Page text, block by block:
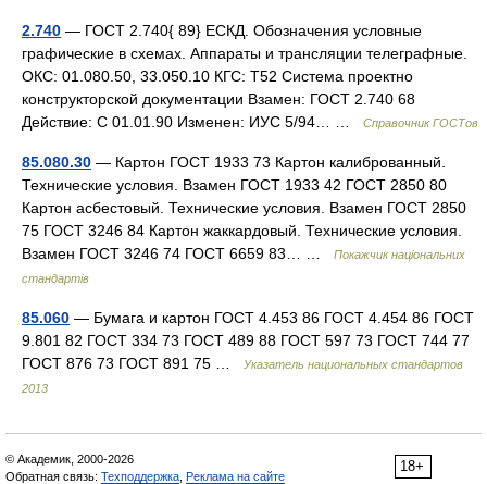
2.740 — ГОСТ 2.740{ 89} ЕСКД. Обозначения условные
графические в схемах. Аппараты и трансляции телеграфные.
ОКС: 01.080.50, 33.050.10 КГС: Т52 Система проектно
конструкторской документации Взамен: ГОСТ 2.740 68
Действие: С 01.01.90 Изменен: ИУС 5/94… …
Справочник ГОСТов
85.080.30 — Картон ГОСТ 1933 73 Картон калиброванный.
Технические условия. Взамен ГОСТ 1933 42 ГОСТ 2850 80
Картон асбестовый. Технические условия. Взамен ГОСТ 2850
75 ГОСТ 3246 84 Картон жаккардовый. Технические условия.
Взамен ГОСТ 3246 74 ГОСТ 6659 83… …
Покажчик національних
стандартів
85.060 — Бумага и картон ГОСТ 4.453 86 ГОСТ 4.454 86 ГОСТ
9.801 82 ГОСТ 334 73 ГОСТ 489 88 ГОСТ 597 73 ГОСТ 744 77
ГОСТ 876 73 ГОСТ 891 75 …
Указатель национальных стандартов
2013
18+
© Академик, 2000-2026
Обратная связь: Техподдержка Реклама на сайте